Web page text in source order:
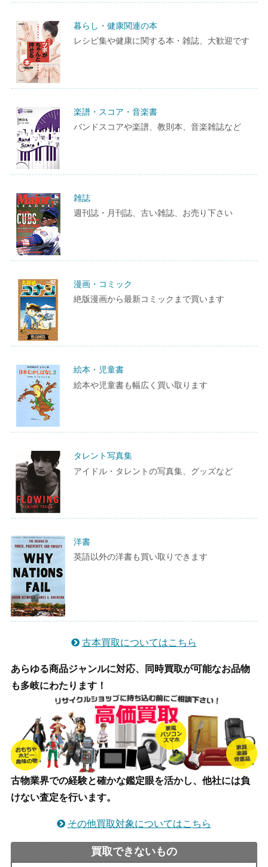
暮らし・健康関連の本
レシピ集や健康に関する本・雑誌、大歓迎です
楽譜・スコア・音楽書
バンドスコアや楽譜、教則本、音楽雑誌など
雑誌
週刊誌・月刊誌、古い雑誌、お売り下さい
漫画・コミック
絶版漫画から最新コミックまで買います
絵本・児童書
絵本や児童書も幅広く買い取ります
タレント写真集
アイドル・タレントの写真集、グッズなど
洋書
英語以外の洋書も買い取りできます
古本買取についてはこちら
あらゆる商品ジャンルに対応、同時買取が可能なお品物
も多岐にわたります！
古物業界での経験と確かな鑑定眼を活かし、他社には負
けない査定を行います。
その他買取対象についてはこちら
買取できないもの